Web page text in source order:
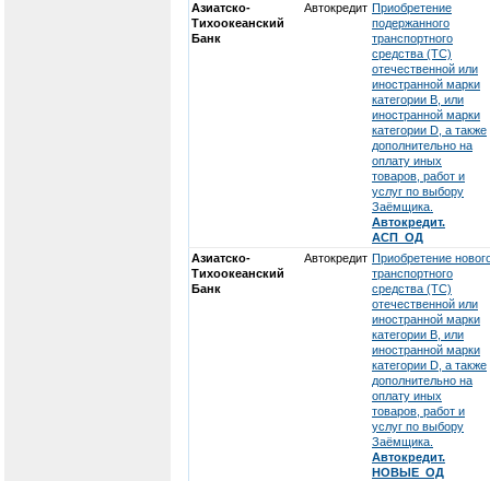
Азиатско-
Тихоокеанский
Банк
Автокредит Приобретение
подержанного
транспортного
средства (ТС)
отечественной или
иностранной марки
категории В, или
иностранной марки
категории D, а также
дополнительно на
оплату иных
товаров, работ и
услуг по выбору
Заёмщика.
Автокредит.
АСП_ОД
Азиатско-
Тихоокеанский
Банк
Автокредит Приобретение
транспортного
средства (ТС)
отечественной или
иностранной марки
категории В, или
иностранной марки
категории D, а также
дополнительно на
оплату иных
товаров, работ и
услуг по выбору
Заёмщика.
Автокредит.
НОВЫЕ_ОД